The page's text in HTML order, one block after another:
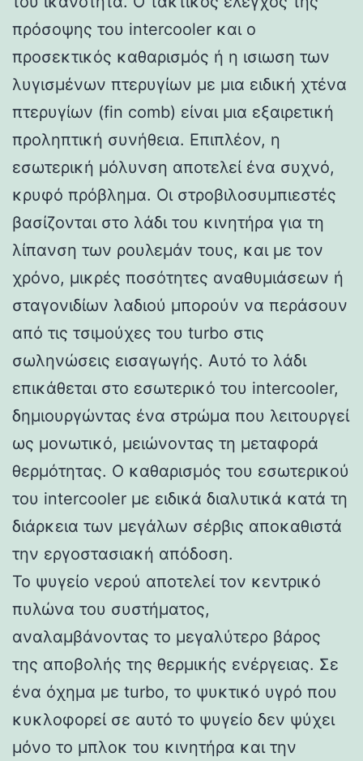
πρόσοψης του intercooler και ο
προσεκτικός καθαρισμός ή η ισιωση των
λυγισμένων πτερυγίων με μια ειδική χτένα
πτερυγίων (fin comb) είναι μια εξαιρετική
προληπτική συνήθεια. Επιπλέον, η
εσωτερική μόλυνση αποτελεί ένα συχνό,
κρυφό πρόβλημα. Οι στροβιλοσυμπιεστές
βασίζονται στο λάδι του κινητήρα για τη
λίπανση των ρουλεμάν τους, και με τον
χρόνο, μικρές ποσότητες αναθυμιάσεων ή
σταγονιδίων λαδιού μπορούν να περάσουν
από τις τσιμούχες του turbo στις
σωληνώσεις εισαγωγής. Αυτό το λάδι
επικάθεται στο εσωτερικό του intercooler,
δημιουργώντας ένα στρώμα που λειτουργεί
ως μονωτικό, μειώνοντας τη μεταφορά
θερμότητας. Ο καθαρισμός του εσωτερικού
του intercooler με ειδικά διαλυτικά κατά τη
διάρκεια των μεγάλων σέρβις αποκαθιστά
την εργοστασιακή απόδοση.
Το ψυγείο νερού αποτελεί τον κεντρικό
πυλώνα του συστήματος,
αναλαμβάνοντας το μεγαλύτερο βάρος
της αποβολής της θερμικής ενέργειας. Σε
ένα όχημα με turbo, το ψυκτικό υγρό που
κυκλοφορεί σε αυτό το ψυγείο δεν ψύχει
μόνο το μπλοκ του κινητήρα και την